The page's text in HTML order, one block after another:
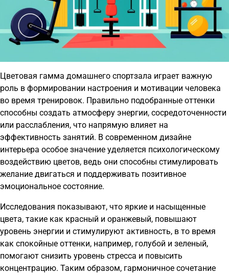
Цветовая гамма домашнего спортзала играет важную
роль в формировании настроения и мотивации человека
во время тренировок. Правильно подобранные оттенки
способны создать атмосферу энергии, сосредоточенности
или расслабления, что напрямую влияет на
эффективность занятий. В современном дизайне
интерьера особое значение уделяется психологическому
воздействию цветов, ведь они способны стимулировать
желание двигаться и поддерживать позитивное
эмоциональное состояние.
Исследования показывают, что яркие и насыщенные
цвета, такие как красный и оранжевый, повышают
уровень энергии и стимулируют активность, в то время
как спокойные оттенки, например, голубой и зеленый,
помогают снизить уровень стресса и повысить
концентрацию. Таким образом, гармоничное сочетание